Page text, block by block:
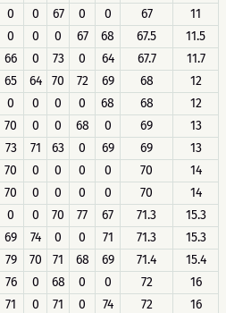
0 0 67 0 0 67
11
0 0 0 67 68 67.5
11.5
66 0 73 0 64 67.7
11.7
65 64 70 72 69 68
12
0 0 0 0 68 68
12
70 0 0 68 0 69
13
73 71 63 0 69 69
13
70 0 0 0 0 70
14
70 0 0 0 0 70
14
0 0 70 77 67 71.3
15.3
69 74 0 0 71 71.3
15.3
79 70 71 68 69 71.4
15.4
76 0 68 0 0 72
16
71 0 71 0 74 72
16